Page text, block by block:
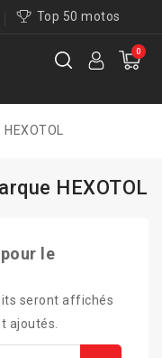
Top 50 motos
0
HEXOTOL
HEXOTOL
le
seront affichés
ajoutés.